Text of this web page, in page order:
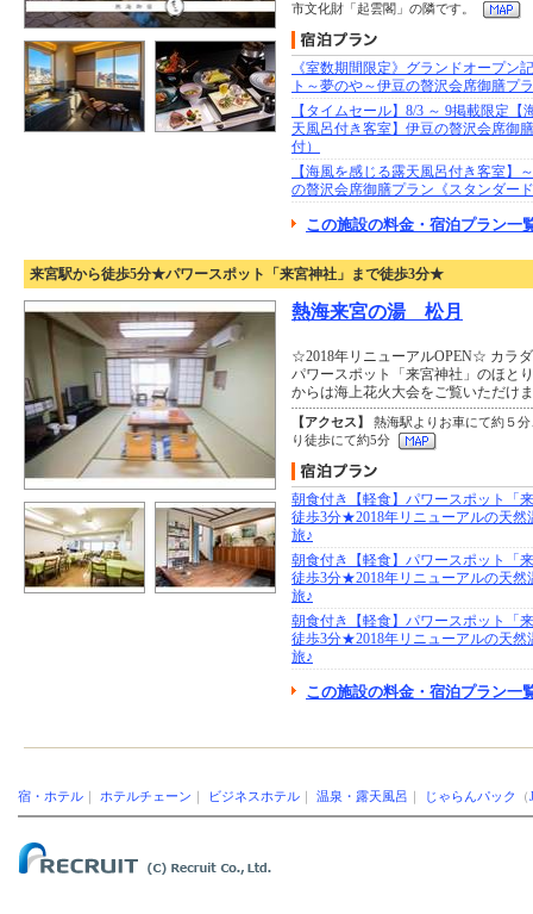
市文化財「起雲閣」の隣です。
《室数期間限定》グランドオープン
ト～夢のや～伊豆の贅沢会席御膳プ
【タイムセール】8/3 ～ 9掲載限定【
天風呂付き客室】伊豆の贅沢会席御
付）
【海風を感じる露天風呂付き客室】
の贅沢会席御膳プラン《スタンダー
この施設の料金・宿泊プラン
来宮駅から徒歩5分★パワースポット「来宮神社」まで徒歩3分★
熱海来宮の湯 松月
☆2018年リニューアルOPEN☆ カラ
パワースポット「来宮神社」のほと
からは海上花火大会をご覧いただけ
【アクセス】
熱海駅よりお車にて約５
り徒歩にて約5分
朝食付き【軽食】パワースポット「
徒歩3分★2018年リニューアルの天然
旅♪
朝食付き【軽食】パワースポット「
徒歩3分★2018年リニューアルの天然
旅♪
朝食付き【軽食】パワースポット「
徒歩3分★2018年リニューアルの天然
旅♪
この施設の料金・宿泊プラン
宿・ホテル ホテルチェーン ビジネスホテル 温泉・露天風呂 じゃらんパック （